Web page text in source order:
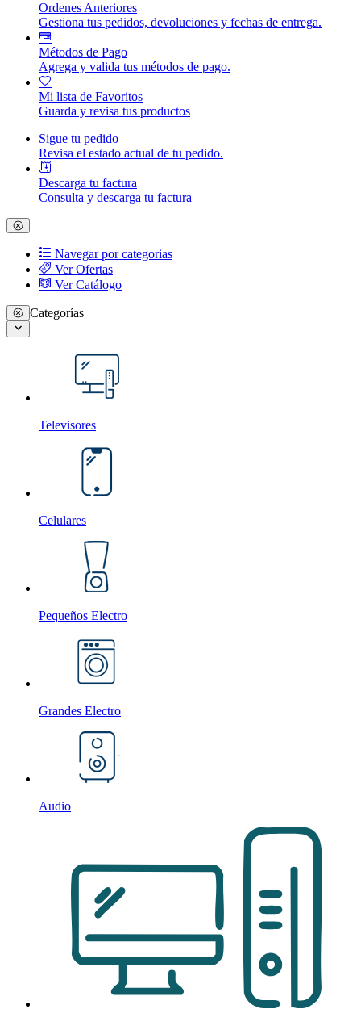
Ordenes Anteriores
Gestiona tus pedidos, devoluciones y fechas de entrega.
Métodos de Pago
Agrega y valida tus métodos de pago.
Mi lista de Favoritos
Guarda y revisa tus productos
Sigue tu pedido
Revisa el estado actual de tu pedido.
Descarga tu factura
Consulta y descarga tu factura
Navegar por categorias
Ver Ofertas
Ver Catálogo
Categorías
Televisores
Celulares
Pequeños Electro
Grandes Electro
Audio